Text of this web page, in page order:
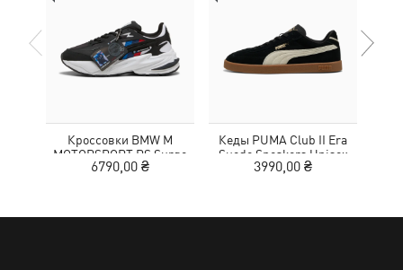
Кроссовки BMW M
MOTORSPORT RS Surge
Sneakers Unisex
6790,00 ₴
Кеды PUMA Club II Era
Suede Sneakers Unisex
3990,00 ₴